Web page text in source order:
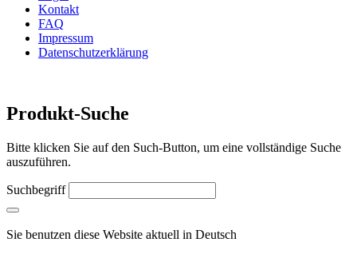
Kontakt
FAQ
Impressum
Datenschutzerklärung
Produkt-Suche
Bitte klicken Sie auf den Such-Button, um eine vollständige Suche
auszuführen.
Suchbegriff
Sie benutzen diese Website aktuell in Deutsch